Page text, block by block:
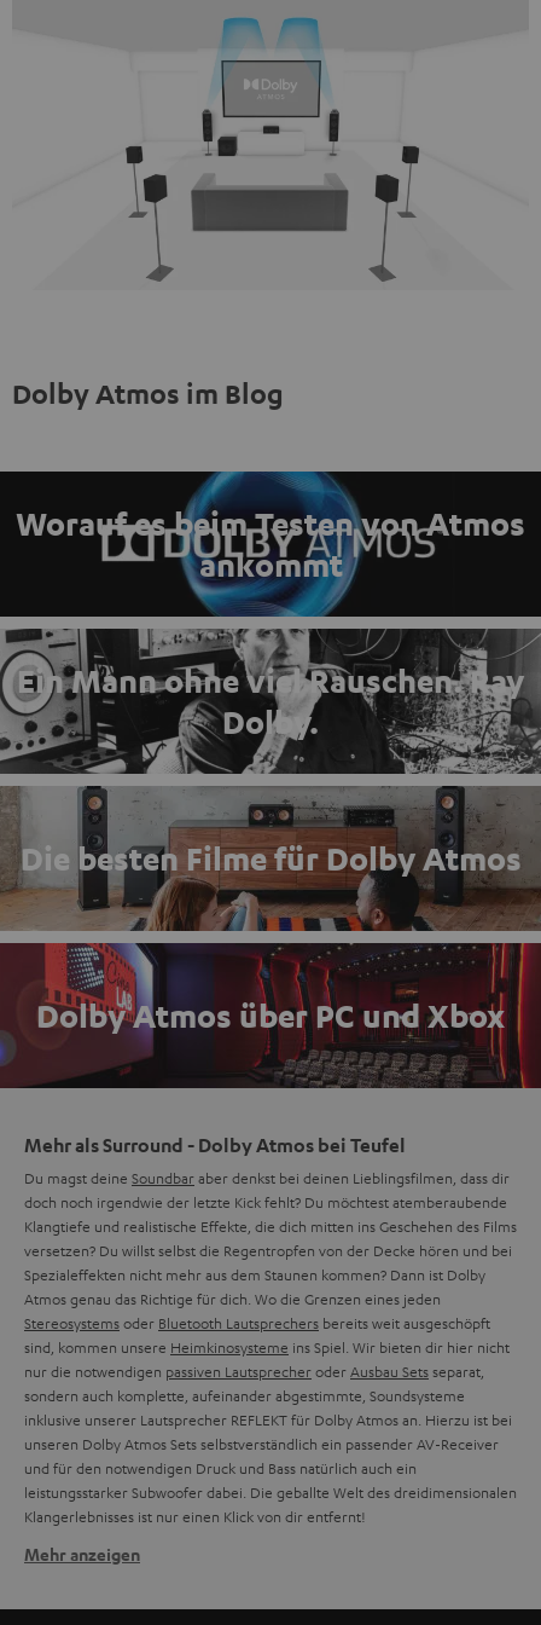
Dolby Atmos im Blog
Worauf es beim Testen von Atmos
ankommt
Ein Mann ohne viel Rauschen. Ray
Dolby.
Die besten Filme für Dolby Atmos
Dolby Atmos über PC und Xbox
Mehr als Surround - Dolby Atmos bei Teufel
Du magst deine Soundbaraber denkst bei deinen Lieblingsfilmen, dass dir
doch noch irgendwie der letzte Kick fehlt? Du möchtest atemberaubende
Klangtiefe und realistische Effekte, die dich mitten ins Geschehen des Films
versetzen? Du willst selbst die Regentropfen von der Decke hören und bei
Spezialeffekten nicht mehr aus dem Staunen kommen? Dann ist Dolby
Atmos genau das Richtige für dich. Wo die Grenzen eines jeden
Stereosystemsoder Bluetooth Lautsprechers bereits weit ausgeschöpft
sind, kommen unsere Heimkinosysteme ins Spiel. Wir bieten dir hier nicht
nur die notwendigen passiven LautsprecheroderAusbau Setsseparat,
sondern auch komplette, aufeinander abgestimmte, Soundsysteme
inklusive unserer Lautsprecher REFLEKT für Dolby Atmos an. Hierzu ist bei
unseren Dolby Atmos Sets selbstverständlich ein passender AV-Receiver
und für den notwendigen Druck und Bass natürlich auch ein
leistungsstarker Subwoofer dabei. Die geballte Welt des dreidimensionalen
Klangerlebnisses ist nur einen Klick von dir entfernt!
Was ist Dolby Atmos?
Mehr anzeigen